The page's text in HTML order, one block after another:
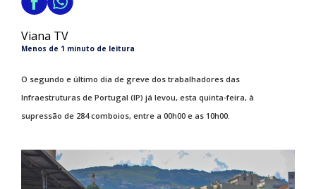
Viana TV
Menos de 1 minuto de leitura
O segundo e último dia de greve dos trabalhadores das
Infraestruturas de Portugal (IP) já levou, esta quinta-feira, à
supressão de 284 comboios, entre a 00h00 e as 10h00.